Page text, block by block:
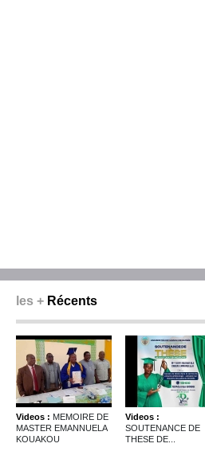
les + Récents
Videos : MEMOIRE DE
MASTER EMANNUELA
KOUAKOU
Videos :
SOUTENANCE DE
THESE DE...